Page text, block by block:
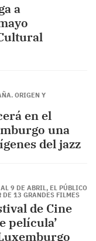
a
ORIGEN Y
en el
una
del jazz
9 DE ABRIL, EL PÚBLICO
DE 13 GRANDES FILMES
de Cine
película’